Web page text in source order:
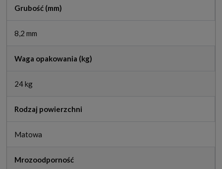
Grubość (mm)
8,2 mm
Waga opakowania (kg)
24 kg
Rodzaj powierzchni
Matowa
Mrozoodporność